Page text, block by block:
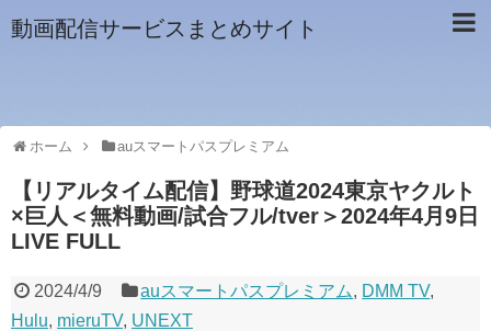
動画配信サービスまとめサイト
ホーム auスマートパスプレミアム
【リアルタイム配信】野球道2024東京ヤクルト
×巨人＜無料動画/試合フル/tver＞2024年4月9日
LIVE FULL
2024/4/9 auスマートパスプレミアム, DMM TV,
Hulu, mieruTV, UNEXT